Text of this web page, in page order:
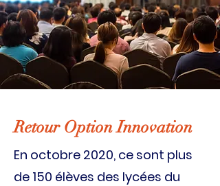
Retour Option Innovation
En octobre 2020, ce sont plus
de 150 élèves des lycées du